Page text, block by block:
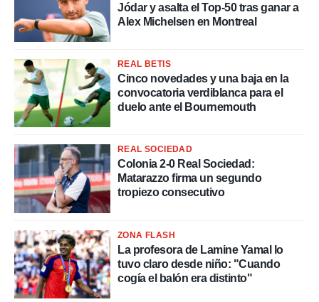
Jódar y asalta el Top-50 tras ganar a
Alex Michelsen en Montreal
REAL BETIS
Cinco novedades y una baja en la
convocatoria verdiblanca para el
duelo ante el Bournemouth
REAL SOCIEDAD
Colonia 2-0 Real Sociedad:
Matarazzo firma un segundo
tropiezo consecutivo
ZONA FLASH
La profesora de Lamine Yamal lo
tuvo claro desde niño: "Cuando
cogía el balón era distinto"